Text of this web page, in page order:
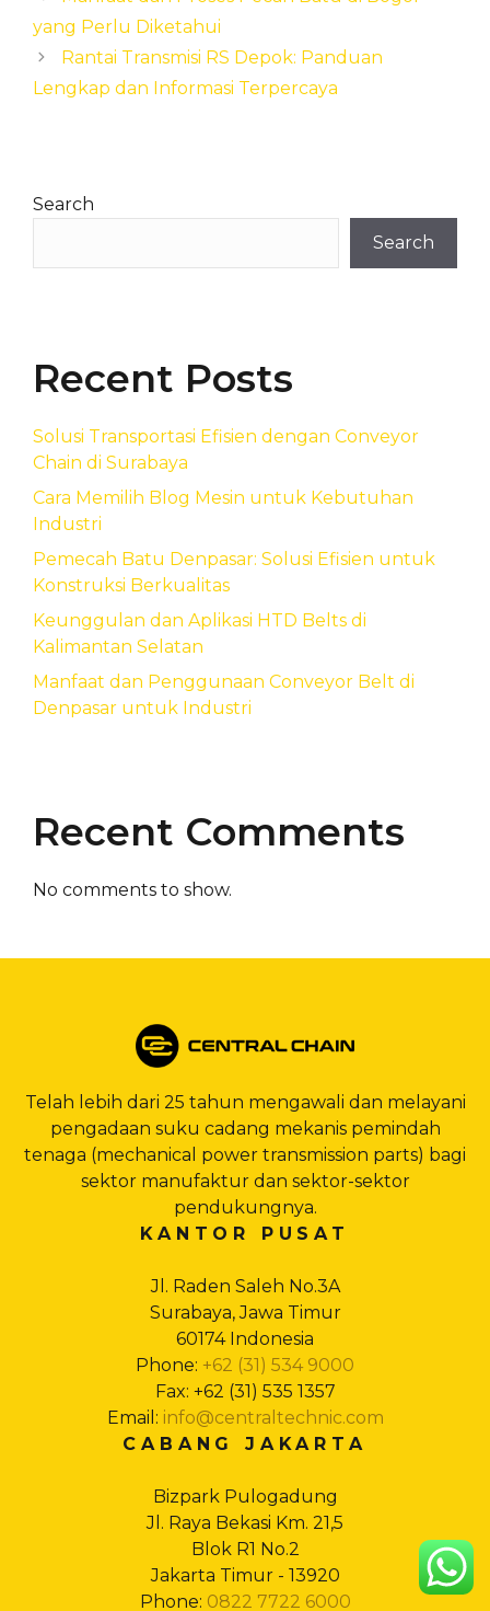
yang Perlu Diketahui
Rantai Transmisi RS Depok: Panduan
Lengkap dan Informasi Terpercaya
Search
Search
Recent Posts
Solusi Transportasi Efisien dengan Conveyor
Chain di Surabaya
Cara Memilih Blog Mesin untuk Kebutuhan
Industri
Pemecah Batu Denpasar: Solusi Efisien untuk
Konstruksi Berkualitas
Keunggulan dan Aplikasi HTD Belts di
Kalimantan Selatan
Manfaat dan Penggunaan Conveyor Belt di
Denpasar untuk Industri
Recent Comments
No comments to show.
Telah lebih dari 25 tahun mengawali dan melayani
pengadaan suku cadang mekanis pemindah
tenaga (mechanical power transmission parts) bagi
sektor manufaktur dan sektor-sektor
pendukungnya.
KANTOR PUSAT
Jl. Raden Saleh No.3A
Surabaya, Jawa Timur
60174 Indonesia
Phone: +62 (31) 534 9000
Fax: +62 (31) 535 1357
Email: info@centraltechnic.com
CABANG JAKARTA
Bizpark Pulogadung
Jl. Raya Bekasi Km. 21,5
Blok R1 No.2
Jakarta Timur - 13920
Phone: 0822 7722 6000